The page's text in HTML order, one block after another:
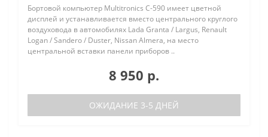
Бортовой компьютер Multitronics C-590 имеет цветной
дисплей и устанавливается вместо центрального круглого
воздуховода в автомобилях Lada Granta / Largus, Renault
Logan / Sandero / Duster, Nissan Almera, на место
центральной вставки панели приборов ..
8 950 р.
ОЖИДАНИЕ 3-5 ДНЕЙ